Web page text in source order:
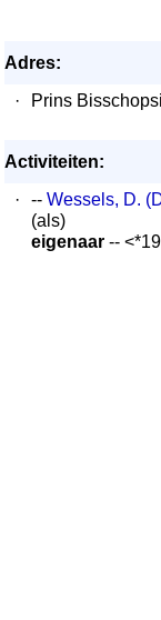
Adres:
·
Prins
Activiteiten:
·
-- Wessels, D.
(als)
eigenaar --